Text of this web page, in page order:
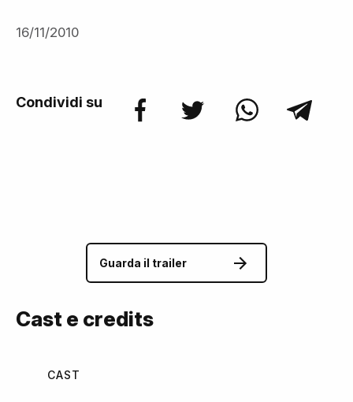
16/11/2010
Condividi su
Guarda il trailer
Cast e credits
CAST